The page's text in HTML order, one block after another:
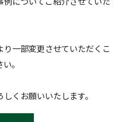
一部変更させていただくこ
。
くお願いいたします。